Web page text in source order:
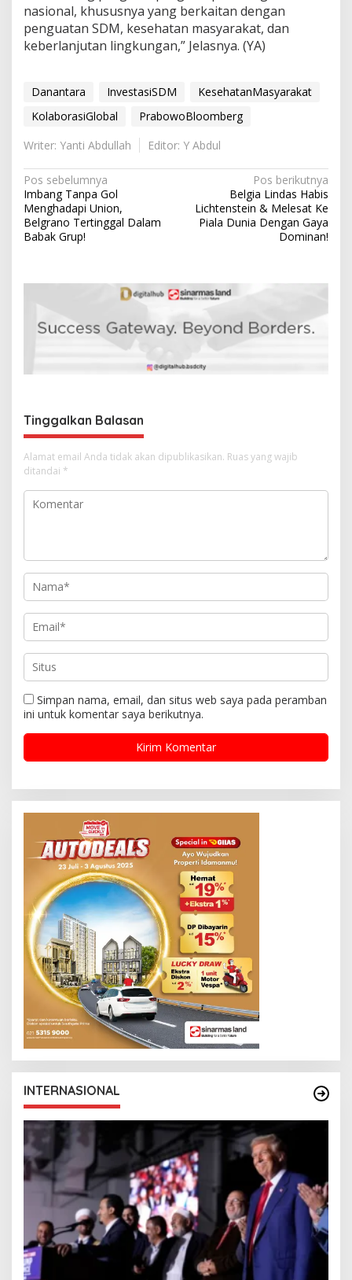
nasional, khususnya yang berkaitan dengan
penguatan SDM, kesehatan masyarakat, dan
keberlanjutan lingkungan,” Jelasnya. (YA)
Danantara InvestasiSDM
KesehatanMasyarakat
KolaborasiGlobal
PrabowoBloomberg
Writer: Yanti Abdullah
Editor: Y Abdul
N
a
v
i
o
Pos sebelumnya
Imbang Tanpa Gol
Menghadapi Union,
Belgrano Tertinggal Dalam
Babak Grup!
Pos berikutnya
Belgia Lindas Habis
Lichtenstein & Melesat Ke
Piala Dunia Dengan Gaya
Dominan!
Tinggalkan Balasan
Alamat email Anda tidak akan dipublikasikan. Ruas yang wajib
ditandai *
Simpan nama, email, dan situs web saya pada peramban
ini untuk komentar saya berikutnya.
INTERNASIONAL